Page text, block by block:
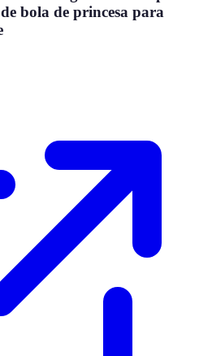
bola de princesa para